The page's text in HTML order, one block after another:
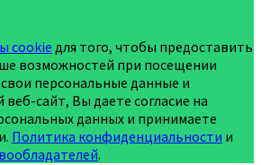
cookie для того, чтобы предоставить
возможностей при посещении
персональные данные и
веб-сайт, Вы даете согласие на
данных и принимаете
Политика конфиденциальности и
.